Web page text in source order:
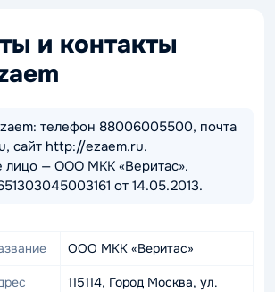
и контакты
телефон 88006005500, почта
сайт http://ezaem.ru.
лицо — ООО МКК «Веритас».
от 14.05.2013.
ООО МКК «Веритас»
115114, Город Москва, ул.